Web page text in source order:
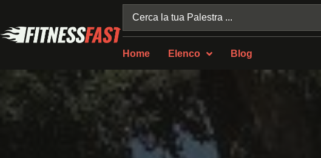
Home Elenco Blog